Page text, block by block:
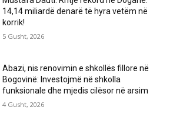
14,14 miliardë denarë të hyra vetëm në
korrik!
5 Gusht, 2026
Abazi, nis renovimin e shkollës fillore në
Bogovinë: Investojmë në shkolla
funksionale dhe mjedis cilësor në arsim
4 Gusht, 2026